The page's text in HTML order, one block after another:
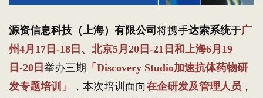
源资信息科技（上海）有限公司 将携手达索系统于广
州4月17日-18日、北京5月20日-21日和上海6月19
日-20日 举办三期 「Discovery Studio加速抗体药物研
发专题培训」
，本次培训面向在企研发及管理人员 ，